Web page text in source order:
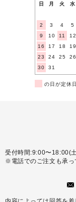
日 月 火 水
2
3 4 5
9
10 11 12
16
17 18 19
23
24 25 26
30
31
の日が定休
受付時間:9:00〜18:00(
※電話でのご注文も承っ
内容によっては回答を